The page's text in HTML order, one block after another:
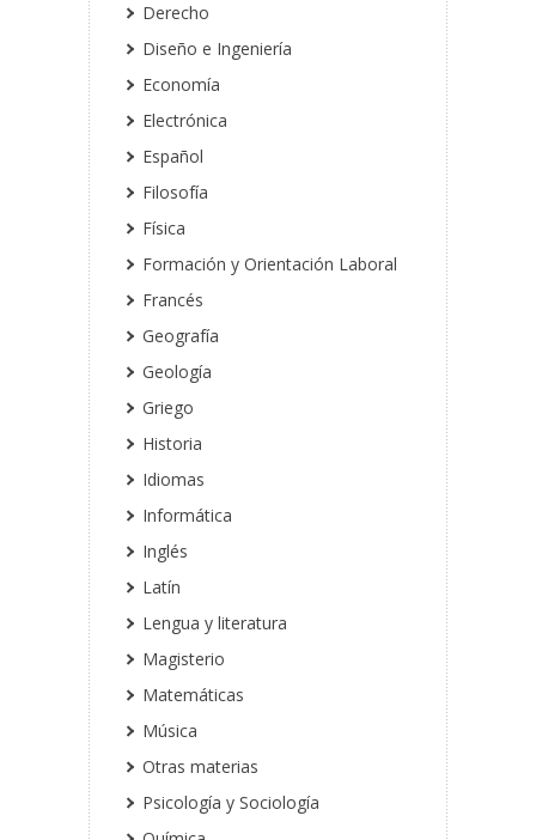
Derecho
Diseño e Ingeniería
Economía
Electrónica
Español
Filosofía
Física
Formación y Orientación Laboral
Francés
Geografía
Geología
Griego
Historia
Idiomas
Informática
Inglés
Latín
Lengua y literatura
Magisterio
Matemáticas
Música
Otras materias
Psicología y Sociología